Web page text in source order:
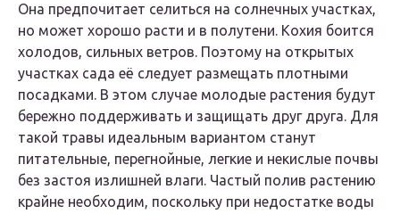
Она предпочитает селиться на солнечных участках,
но может хорошо расти и в полутени. Кохия боится
холодов, сильных ветров. Поэтому на открытых
участках сада её следует размещать плотными
посадками. В этом случае молодые растения будут
бережно поддерживать и защищать друг друга. Для
такой травы идеальным вариантом станут
питательные, перегнойные, легкие и некислые почвы
без застоя излишней влаги. Частый полив растению
крайне необходим, поскольку при недостатке воды